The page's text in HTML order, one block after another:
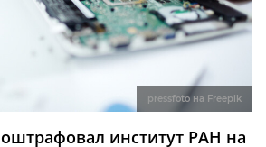
pressfoto на Freepik
институт РАН на